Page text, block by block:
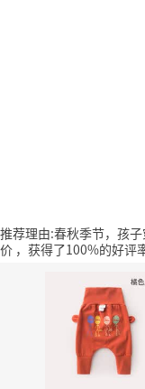
推荐理由:春秋季节，孩
价 ，获得了100%的好评